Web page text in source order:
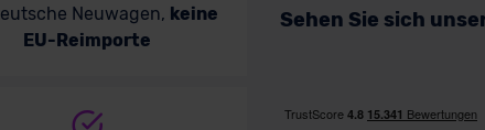
Neuwagen, keine
EU-Reimporte
Sehen Sie sich